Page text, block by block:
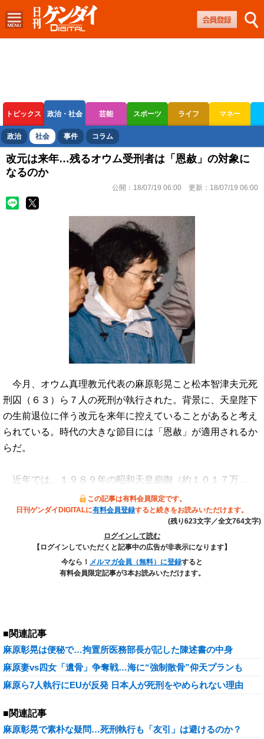
トピックス 政治・社会 芸能 スポーツ ライフ マネー
ボートレース 競輪 オートレース
政治 社会 事件 コラム
改元は来年…残るオウム受刑者は「恩赦」の対象に
なるのか
公開： 18/07/19 06:00 更新： 18/07/19 06:00
今月、オウム真理教元代表の麻原彰晃こと松本智津夫元死
刑囚（６３）ら７人の死刑が執行された。背景に、天皇陛下
の生前退位に伴う改元を来年に控えていることがあると考え
られている。時代の大きな節目には「恩赦」が適用されるか
らだ。
近年では、１９８９年の昭和天皇崩御（約１０１７万…
この記事は有料会員限定です。
日刊ゲンダイDIGITALに有料会員登録すると続きをお読みいただけます。
(残り623文字／全文764文字)
ログインして読む
【ログインしていただくと記事中の広告が非表示になります】
今なら！ メルマガ会員（無料）に登録すると
有料会員限定記事が3本お読みいただけます。
■関連記事
麻原彰晃は便秘で…拘置所医務部長が記した陳述書の中身
麻原妻vs四女「遺骨」争奪戦…海に“強制散骨”仰天プランも
麻原ら7人執行にEUが反発 日本人が死刑をやめられない理由
■関連記事
麻原彰晃で素朴な疑問…死刑執行も「友引」は避けるのか？